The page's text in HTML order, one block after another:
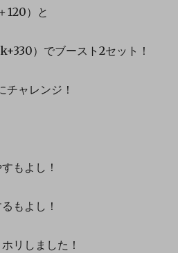
120）と
）でブースト2セット！
チャレンジ！
もよし！
もよし！
リしました！